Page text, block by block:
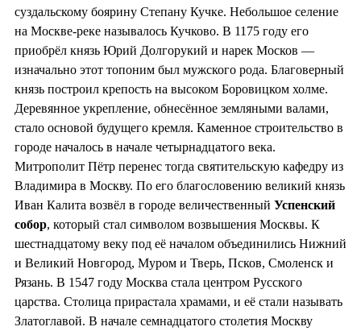
суздальскому боярину Степану Кучке. Небольшое селение
на Москве-реке называлось Кучково. В 1175 году его
приобрёл князь Юрий Долгорукий и нарек Москов —
изначально этот топоним был мужского рода. Благоверный
князь построил крепость на высоком Боровицком холме.
Деревянное укрепление, обнесённое земляными валами,
стало основой будущего кремля. Каменное строительство в
городе началось в начале четырнадцатого века.
Митрополит Пётр перенес тогда святительскую кафедру из
Владимира в Москву. По его благословению великий князь
Иван Калита возвёл в городе величественный Успенский
собор, который стал символом возвышения Москвы. К
шестнадцатому веку под её началом объединились Нижний
и Великий Новгород, Муром и Тверь, Псков, Смоленск и
Рязань. В 1547 году Москва стала центром Русского
царства. Столица прирастала храмами, и её стали называть
Златоглавой. В начале семнадцатого столетия Москву